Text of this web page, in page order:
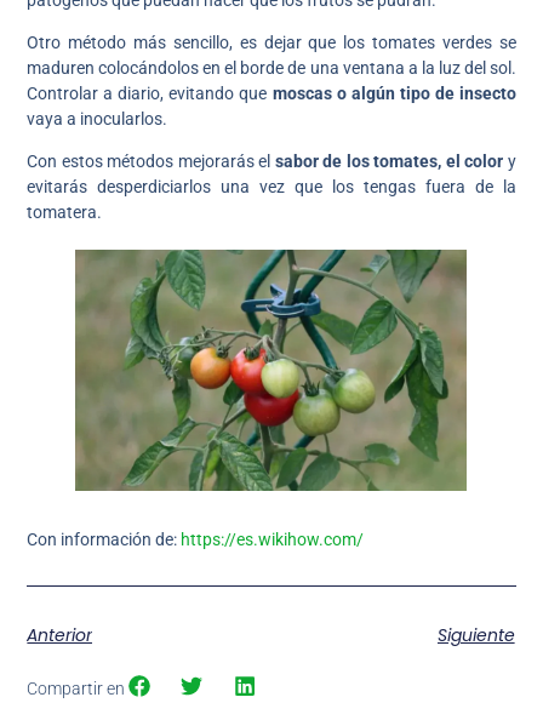
Otro método más sencillo, es dejar que los tomates verdes se
maduren colocándolos en el borde de una ventana a la luz del sol.
Controlar a diario, evitando que moscas o algún tipo de insecto
vaya a inocularlos.
Con estos métodos mejorarás el sabor de los tomates, el color y
evitarás desperdiciarlos una vez que los tengas fuera de la
tomatera.
Con información de: https://es.wikihow.com/
Anterior Siguiente
Compartir en